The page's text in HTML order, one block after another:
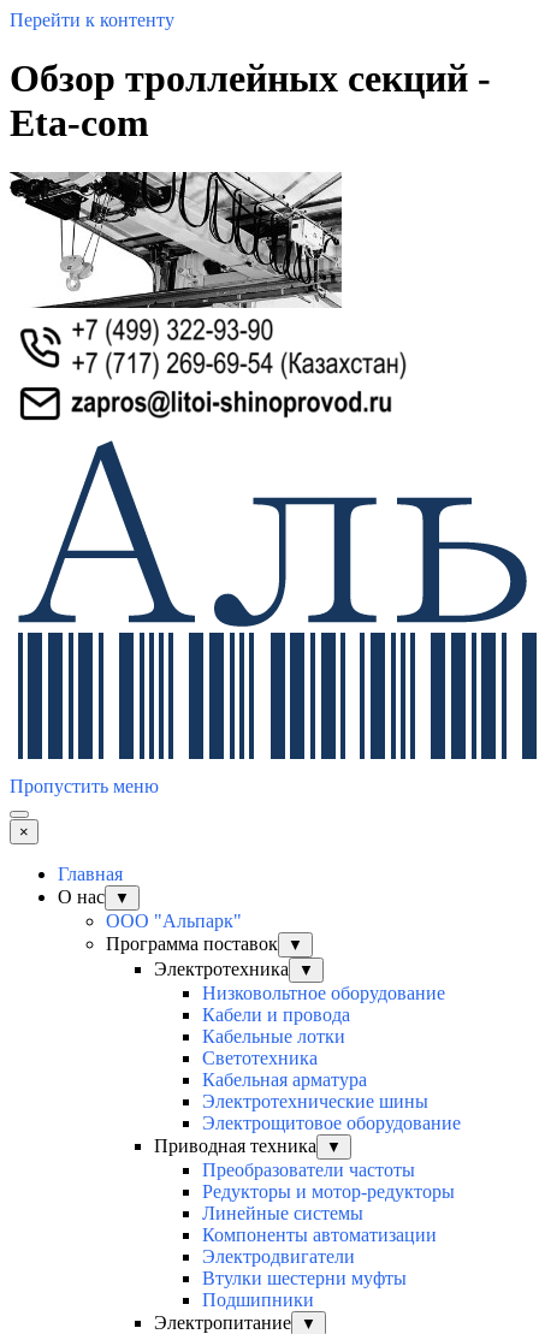
Перейти к контенту
Обзор троллейных секций -
Eta-com
Пропустить меню
×
Главная
О нас
▼
ООО "Альпарк"
Программа поставок
▼
Электротехника ▼
Низковольтное оборудование
Кабели и провода
Кабельные лотки
Светотехника
Кабельная арматура
Электротехнические шины
Электрощитовое оборудование
Приводная техника
▼
Преобразователи частоты
Редукторы и мотор-редукторы
Линейные системы
Компоненты автоматизации
Электродвигатели
Втулки шестерни муфты
Подшипники
Электропитание
▼